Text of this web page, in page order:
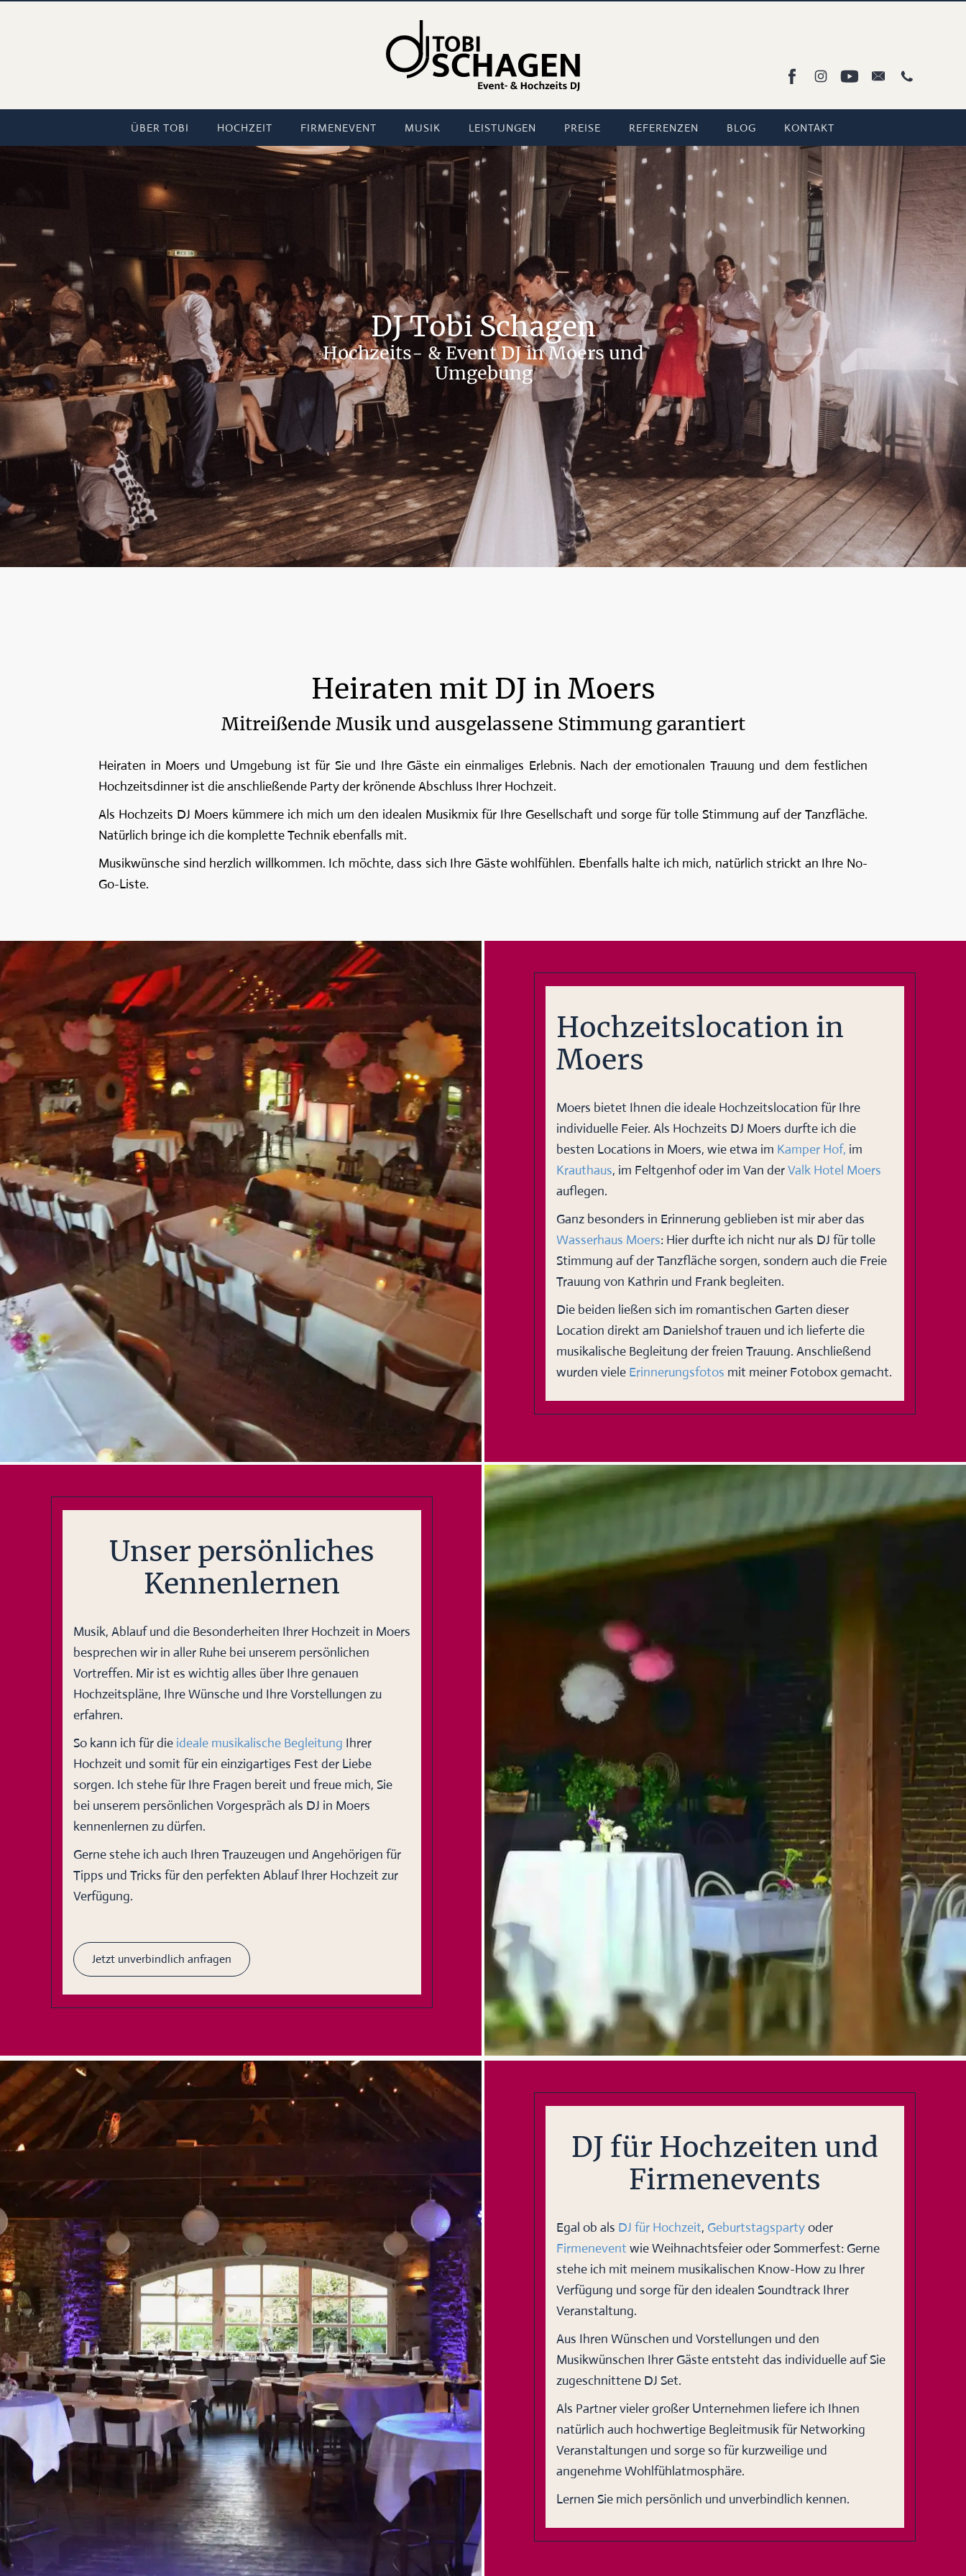
ÜBER TOBI HOCHZEIT FIRMENEVENT MUSIK LEISTUNGEN PREISE REFERENZEN BLOG KONTAKT
DJ Tobi Schagen
Hochzeits- & Event DJ in Moers und
Umgebung
Heiraten mit DJ in Moers
Mitreißende Musik und ausgelassene Stimmung garantiert
Heiraten in Moers und Umgebung ist für Sie und Ihre Gäste ein einmaliges Erlebnis. Nach der emotionalen Trauung und dem festlichen
Hochzeitsdinner ist die anschließende Party der krönende Abschluss Ihrer Hochzeit.
Als Hochzeits DJ Moers kümmere ich mich um den idealen Musikmix für Ihre Gesellschaft und sorge für tolle Stimmung auf der Tanzfläche.
Natürlich bringe ich die komplette Technik ebenfalls mit.
Musikwünsche sind herzlich willkommen. Ich möchte, dass sich Ihre Gäste wohlfühlen. Ebenfalls halte ich mich, natürlich strickt an Ihre No-
Go-Liste.
Hochzeitslocation in
Moers
Moers bietet Ihnen die ideale Hochzeitslocation für Ihre
individuelle Feier. Als Hochzeits DJ Moers durfte ich die
besten Locations in Moers, wie etwa im Kamper Hof, im
Krauthaus, im Feltgenhof oder im Van derValk Hotel Moers
auflegen.
Ganz besonders in Erinnerung geblieben ist mir aber das
Wasserhaus Moers: Hier durfte ich nicht nur als DJ für tolle
Stimmung auf der Tanzfläche sorgen, sondern auch die Freie
Trauung von Kathrin und Frank begleiten.
Die beiden ließen sich im romantischen Garten dieser
Location direkt am Danielshof trauen und ich lieferte die
musikalische Begleitung der freien Trauung. Anschließend
wurden viele Erinnerungsfotos mit meiner Fotobox gemacht.
Unser persönliches
Kennenlernen
Musik, Ablauf und die Besonderheiten Ihrer Hochzeit in Moers
besprechen wir in aller Ruhe bei unserem persönlichen
Vortreffen. Mir ist es wichtig alles über Ihre genauen
Hochzeitspläne, Ihre Wünsche und Ihre Vorstellungen zu
erfahren.
So kann ich für die ideale musikalische Begleitung Ihrer
Hochzeit und somit für ein einzigartiges Fest der Liebe
sorgen. Ich stehe für Ihre Fragen bereit und freue mich, Sie
bei unserem persönlichen Vorgespräch als DJ in Moers
kennenlernen zu dürfen.
Gerne stehe ich auch Ihren Trauzeugen und Angehörigen für
Tipps und Tricks für den perfekten Ablauf Ihrer Hochzeit zur
Verfügung.
Jetzt unverbindlich anfragen
DJ für Hochzeiten und
Firmenevents
Egal ob als DJ für Hochzeit, Geburtstagspartyoder
Firmenevent wie Weihnachtsfeier oder Sommerfest: Gerne
stehe ich mit meinem musikalischen Know-How zu Ihrer
Verfügung und sorge für den idealen Soundtrack Ihrer
Veranstaltung.
Aus Ihren Wünschen und Vorstellungen und den
Musikwünschen Ihrer Gäste entsteht das individuelle auf Sie
zugeschnittene DJ Set.
Als Partner vieler großer Unternehmen liefere ich Ihnen
natürlich auch hochwertige Begleitmusik für Networking
Veranstaltungen und sorge so für kurzweilige und
angenehme Wohlfühlatmosphäre.
Lernen Sie mich persönlich und unverbindlich kennen.